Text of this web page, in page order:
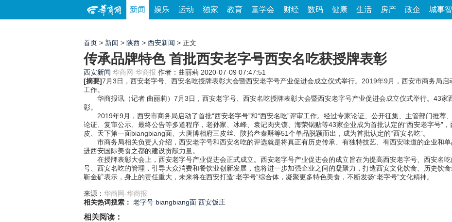
新闻 娱乐 运动 独家 教育 童学会 财经 数码 健康 生活 房产 政企 城事
首页 > 新闻 > 陕西 > 西安新闻 > 正文
传承品牌特色 首批西安老字号西安名吃获授牌表彰
西安新闻 华商网-华商报 作者：曲丽莉 2020-07-09 07:47:51
[摘要]7月3日，西安老字号、西安名吃授牌表彰大会暨西安老字号产业促进会成立仪式举行。2019年9月，西安市商务局启
工作。
华商报讯（记者 曲丽莉）7月3日，西安老字号、西安名吃授牌表彰大会暨西安老字号产业促进会成立仪式举行。43家
彰。
2019年9月，西安市商务局启动了首批“西安老字号”和“西安名吃”评审工作。经过专家论证、公开征集、主管部门推荐
论证、复审公示、最终公告等多道程序，老孙家、冰峰、袁记肉夹馍、海荣锅贴等43家企业成为首批认定的“西安老字号”
皮、天下第一面biangbiang面、大唐博相府三皮丝、陕拾叁秦酥等51个单品脱颖而出，成为首批认定的“西安名吃”。
市商务局相关负责人介绍，西安老字号和西安名吃的评选就是将真正有历史传承、有独特技艺、有西安味道的企业和
进西安国际美食之都的建设贡献力量。
在授牌表彰大会上，西安老字号产业促进会正式成立。西安老字号产业促进会的成立旨在为提高西安老字号、西安名
号、西安名吃的管理，引导大众消费和餐饮业创新发展，也将进一步加强企业之间的凝聚力，打造西安文化饮食、历史饮
靳金矿表示，身上的责任重大，未来将在西安打造“老字号”综合体，凝聚更多特色美食，不断发扬“老字号”文化精神。
来源： 华商网-华商报
相关热词搜索： 老字号 biangbiang面 西安饭庄
相关阅读：